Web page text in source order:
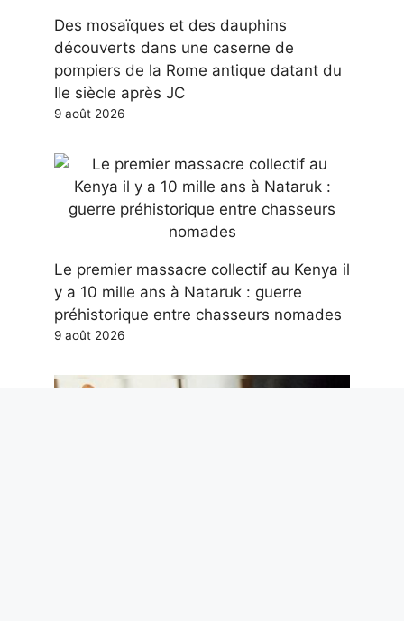
Des mosaïques et des dauphins
découverts dans une caserne de
pompiers de la Rome antique datant du
IIe siècle après JC
9 août 2026
Le premier massacre collectif au Kenya il
y a 10 mille ans à Nataruk : guerre
préhistorique entre chasseurs nomades
9 août 2026